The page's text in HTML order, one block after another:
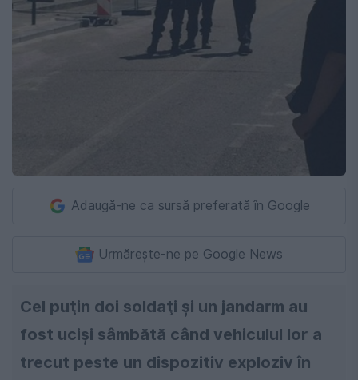
Adaugă-ne ca sursă preferată în Google
Urmărește-ne pe Google News
Cel puţin doi soldaţi şi un jandarm au
fost ucişi sâmbătă când vehiculul lor a
trecut peste un dispozitiv exploziv în